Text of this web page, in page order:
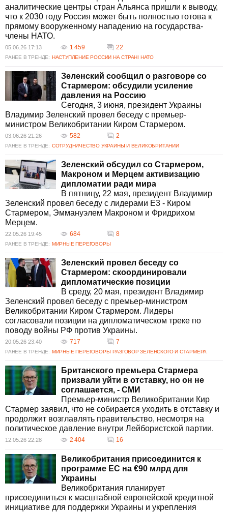
аналитические центры стран Альянса пришли к выводу,
что к 2030 году Россия может быть полностью готова к
прямому вооруженному нападению на государства-
члены НАТО.
05.06.26 17:13 1 459 22
РАНЕЕ В ТРЕНДЕ: НАСТУПЛЕНИЕ РОССИИ НА СТРАНІ НАТО
Зеленский сообщил о разговоре со
Стармером: обсудили усиление
давления на Россию
Сегодня, 3 июня, президент Украины
Владимир Зеленский провел беседу с премьер-
министром Великобритании Киром Стармером.
03.06.26 21:26 582 2
РАНЕЕ В ТРЕНДЕ: СОТРУДНИЧЕСТВО УКРАИНЫ И ВЕЛИКОБРИТАНИИ
Зеленский обсудил со Стармером,
Макроном и Мерцем активизацию
дипломатии ради мира
В пятницу, 22 мая, президент Владимир
Зеленский провел беседу с лидерами E3 - Киром
Стармером, Эммануэлем Макроном и Фридрихом
Мерцем.
22.05.26 19:45 684 8
РАНЕЕ В ТРЕНДЕ: МИРНЫЕ ПЕРЕГОВОРЫ
Зеленский провел беседу со
Стармером: скоординировали
дипломатические позиции
В среду, 20 мая, президент Владимир
Зеленский провел беседу с премьер-министром
Великобритании Киром Стармером. Лидеры
согласовали позиции на дипломатическом треке по
поводу войны РФ против Украины.
20.05.26 23:40 717 7
РАНЕЕ В ТРЕНДЕ: МИРНЫЕ ПЕРЕГОВОРЫ РАЗГОВОР ЗЕЛЕНСКОГО И СТАРМЕРА
Британского премьера Стармера
призвали уйти в отставку, но он не
соглашается, - СМИ
Премьер-министр Великобритании Кир
Стармер заявил, что не собирается уходить в отставку и
продолжит возглавлять правительство, несмотря на
политическое давление внутри Лейбористской партии.
12.05.26 22:28 2 404 16
Великобритания присоединится к
программе ЕС на €90 млрд для
Украины
Великобритания планирует
присоединиться к масштабной европейской кредитной
инициативе для поддержки Украины и укрепления